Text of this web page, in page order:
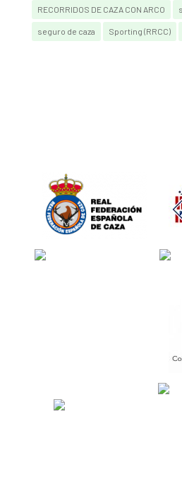
RECORRIDOS DE CAZA CON ARCO
seguro de caza Sporting (RRCC)